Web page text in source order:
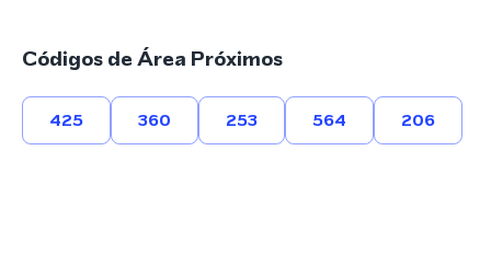
Códigos de Área Próximos
425 360 253 564 206